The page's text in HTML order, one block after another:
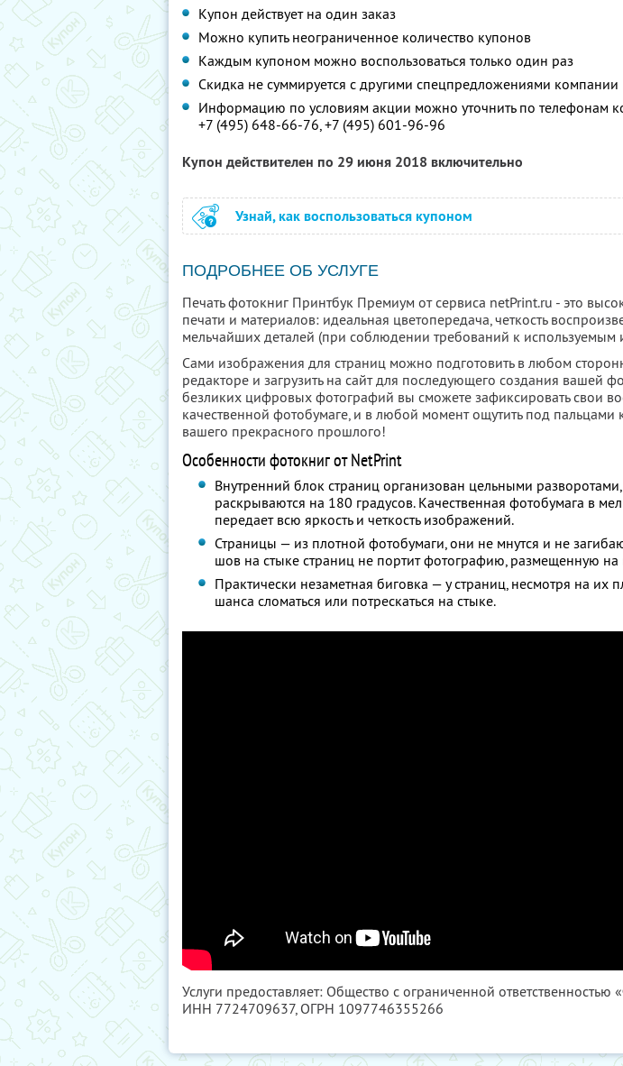
Купон действует на один заказ
Можно купить неограниченное количество купонов
Каждым купоном можно воспользоваться только один раз
Скидка не суммируется с другими спецпредложениями компании
Информацию по условиям акции можно уточнить по телефонам
+7 (495) 648-66-76, +7 (495) 601-96-96
Купон действителен по 29 июня 2018 включительно
Узнай, как воспользоваться купоном
ПОДРОБНЕЕ ОБ УСЛУГЕ
Печать фотокниг Принтбук Премиум от сервиса netPrint.ru - это
печати и материалов: идеальная цветопередача, четкость
мельчайших деталей (при соблюдении требований к используемым
Сами изображения для страниц можно подготовить в любом
редакторе и загрузить на сайт для последующего создания вашей
безликих цифровых фотографий вы сможете зафиксировать свои
качественной фотобумаге, и в любой момент ощутить под пальцами
вашего прекрасного прошлого!
Особенности фотокниг от NetPrint
Внутренний блок страниц организован цельными
раскрываются на 180 градусов. Качественная фотобумага в
передает всю яркость и четкость изображений.
Страницы — из плотной фотобумаги, они не мнутся и не
шов на стыке страниц не портит фотографию, размещенную на
Практически незаметная биговка — у страниц, несмотря на их
шанса сломаться или потрескаться на стыке.
Услуги предоставляет: Общество с ограниченной ответственностью
ИНН 7724709637, ОГРН 1097746355266